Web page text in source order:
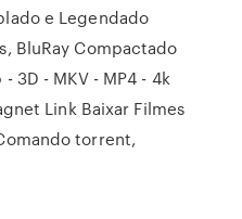
e Legendado
BluRay Compactado
3D - MKV - MP4 - 4k
Link Baixar Filmes
torrent,